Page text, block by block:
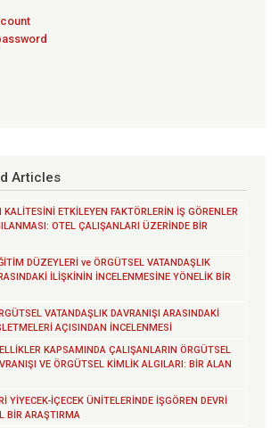
Articles
ETKİLEYEN FAKTÖRLERİN İŞ GÖRENLER
OTEL ÇALIŞANLARI ÜZERİNDE BİR
DÜZEYLERİ ve ÖRGÜTSEL VATANDAŞLIK
İLİŞKİNİN İNCELENMESİNE YÖNELİK BİR
VATANDAŞLIK DAVRANIŞI ARASINDAKİ
AÇISINDAN İNCELENMESİ
KAPSAMINDA ÇALIŞANLARIN ÖRGÜTSEL
VE ÖRGÜTSEL KİMLİK ALGILARI: BİR ALAN
YİYECEK-İÇECEK ÜNİTELERİNDE İŞGÖREN DEVRİ
BİR ARAŞTIRMA